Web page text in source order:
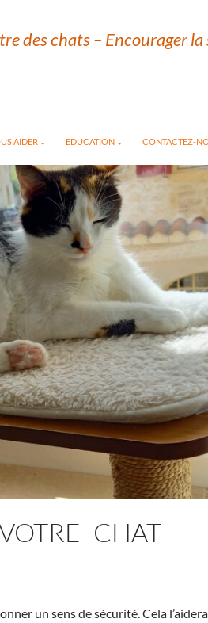
des chats – Encourager
AIDER EDUCATION CONTACTEZ-
CHAT
un sens de sécurité. Cela